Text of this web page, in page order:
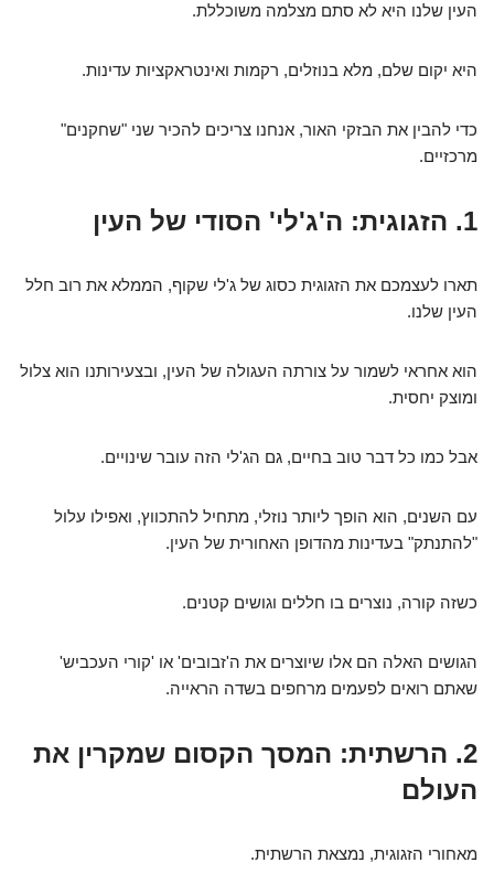
העין שלנו היא לא סתם מצלמה משוכללת.
היא יקום שלם, מלא בנוזלים, רקמות ואינטראקציות עדינות.
כדי להבין את הבזקי האור, אנחנו צריכים להכיר שני "שחקנים"
מרכזיים.
1. הזגוגית: ה'ג'לי' הסודי של העין
תארו לעצמכם את הזגוגית כסוג של ג'לי שקוף, הממלא את רוב חלל
העין שלנו.
הוא אחראי לשמור על צורתה העגולה של העין, ובצעירותנו הוא צלול
ומוצק יחסית.
אבל כמו כל דבר טוב בחיים, גם הג'לי הזה עובר שינויים.
עם השנים, הוא הופך ליותר נוזלי, מתחיל להתכווץ, ואפילו עלול
"להתנתק" בעדינות מהדופן האחורית של העין.
כשזה קורה, נוצרים בו חללים וגושים קטנים.
הגושים האלה הם אלו שיוצרים את ה'זבובים' או 'קורי העכביש'
שאתם רואים לפעמים מרחפים בשדה הראייה.
2. הרשתית: המסך הקסום שמקרין את
העולם
מאחורי הזגוגית, נמצאת הרשתית.